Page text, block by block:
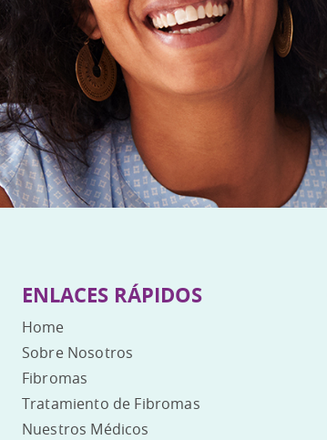
ENLACES RÁPIDOS
Home
Sobre Nosotros
Fibromas
Tratamiento de Fibromas
Nuestros Médicos